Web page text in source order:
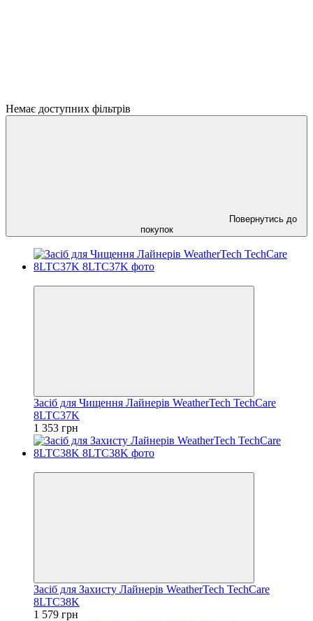
Немає доступних фільтрів
Повернутись до
покупок
Засіб для Чищення Лайнерів WeatherTech TechCare
8LTC37K
1 353 грн
Засіб для Захисту Лайнерів WeatherTech TechCare
8LTC38K
1 579 грн